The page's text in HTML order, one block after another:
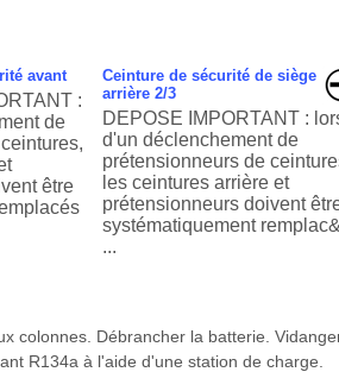
avant
:
de
être
Ceinture de sécurité de siège
arrière 2/3
DEPOSE IMPORTANT :
d'un déclenchement de
prétensionneurs de
les ceintures arrière et
prétensionneurs doivent
systématiquement
...
colonnes. Débrancher la batterie.
R134a à l'aide d'une station de charge.